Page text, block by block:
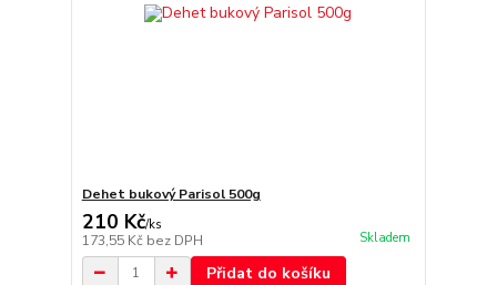
Dehet bukový Parisol 500g
210 Kč/ks
173,55 Kč bez DPH Skladem
Přidat do košíku